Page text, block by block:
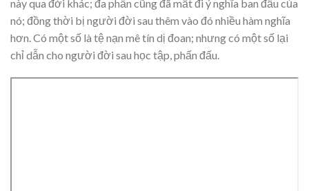
này qua đời khác; đa phần cũng đã mất đi ý nghĩa ban đầu của
nó; đồng thời bị người đời sau thêm vào đó nhiều hàm nghĩa
hơn. Có một số là tệ nạn mê tín dị đoan; nhưng có một số lại
chỉ dẫn cho người đời sau học tập, phấn đấu.